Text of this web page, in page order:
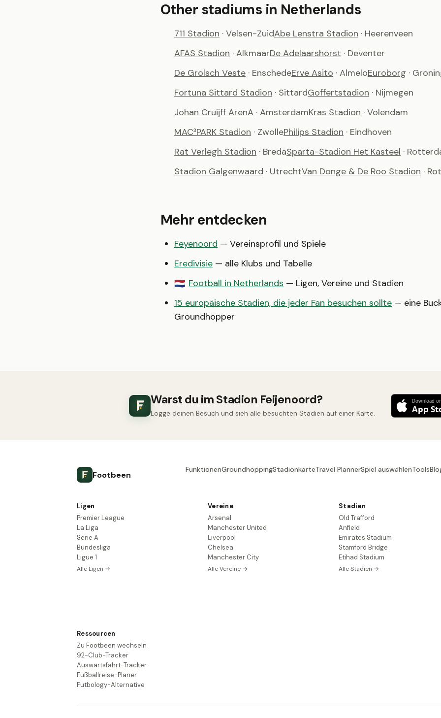
Other stadiums in Netherlands
711 Stadion · Velsen-ZuidAbe Lenstra Stadion · Heerenveen
AFAS Stadion · AlkmaarDe Adelaarshorst · Deventer
De Grolsch Veste · EnschedeErve Asito · AlmeloEuroborg ·
Fortuna Sittard Stadion · SittardGoffertstadion · Nijmegen
Johan Cruijff ArenA · AmsterdamKras Stadion · Volendam
MAC³PARK Stadion · ZwollePhilips Stadion · Eindhoven
Rat Verlegh Stadion · BredaSparta-Stadion Het Kasteel ·
Stadion Galgenwaard · UtrechtVan Donge & De Roo Stadion ·
Mehr entdecken
Feyenoord — Vereinsprofil und Spiele
Eredivisie — alle Klubs und Tabelle
🇳🇱 Football in Netherlands — Ligen, Vereine und Stadien
15 europäische Stadien, die jeder Fan besuchen sollte — eine
Groundhopper
Warst du im Stadion Feijenoord?
Logge deinen Besuch und sieh alle besuchten Stadien auf einer Karte.
Footbeen
FunktionenGroundhoppingStadionkarteTravel PlannerSpiel auswählenTools
Ligen
Premier League
La Liga
Serie A
Bundesliga
Ligue 1
Alle Ligen →
Vereine
Arsenal
Manchester United
Liverpool
Chelsea
Manchester City
Alle Vereine →
Stadien
Old Trafford
Anfield
Emirates Stadium
Stamford Bridge
Etihad Stadium
Alle Stadien →
Ressourcen
Zu Footbeen wechseln
92-Club-Tracker
Auswärtsfahrt-Tracker
Fußballreise-Planer
Futbology-Alternative